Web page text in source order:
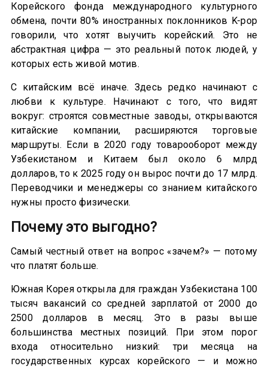
Корейского фонда международного культурного
обмена, почти 80% иностранных поклонников K-pop
говорили, что хотят выучить корейский. Это не
абстрактная цифра — это реальный поток людей, у
которых есть живой мотив.
С китайским всё иначе. Здесь редко начинают с
любви к культуре. Начинают с того, что видят
вокруг: строятся совместные заводы, открываются
китайские компании, расширяются торговые
маршруты. Если в 2020 году товарооборот между
Узбекистаном и Китаем был около 6 млрд
долларов, то к 2025 году он вырос почти до 17 млрд.
Переводчики и менеджеры со знанием китайского
нужны просто физически.
Почему это выгодно?
Самый честный ответ на вопрос «зачем?» — потому
что платят больше.
Южная Корея открыла для граждан Узбекистана 100
тысяч вакансий со средней зарплатой от 2000 до
2500 долларов в месяц. Это в разы выше
большинства местных позиций. При этом порог
входа относительно низкий: три месяца на
государственных курсах корейского — и можно